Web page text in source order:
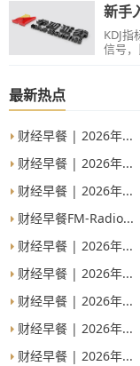
新手
KDJ
信号
最新热点
财经早餐 | 2026年...
财经早餐 | 2026年...
财经早餐 | 2026年...
财经早餐FM-Radio...
财经早餐 | 2026年...
财经早餐 | 2026年...
财经早餐 | 2026年...
财经早餐 | 2026年...
财经早餐 | 2026年...